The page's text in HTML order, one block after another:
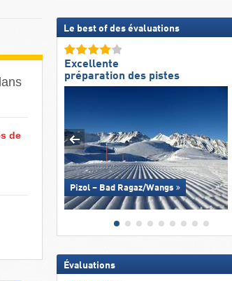
de
Le best of des évaluations
Excellente
préparation des pistes
Pizol – Bad Ragaz/​Wangs
Évaluations